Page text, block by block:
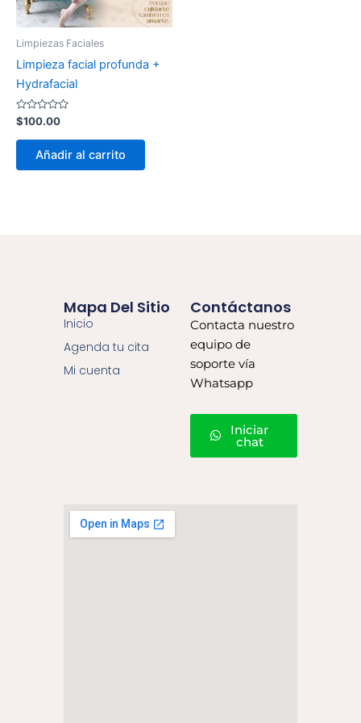
Limpiezas Faciales
Limpieza facial profunda +
Hydrafacial
Valorado
con
0
$100.00
Añadir al carrito
Mapa Del Sitio
Inicio
Agenda tu cita
Mi cuenta
Contáctanos
Contacta nuestro
equipo de
soporte vía
Whatsapp
Iniciar
chat